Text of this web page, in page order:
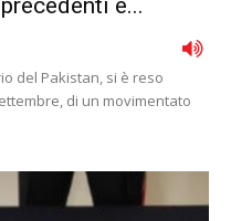
e...
del Pakistan, si è reso
di un movimentato